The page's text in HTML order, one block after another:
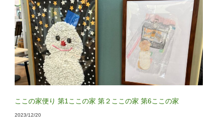
ここの家便り 第1ここの家 第２ここの家 第6ここの家
2023/12/20